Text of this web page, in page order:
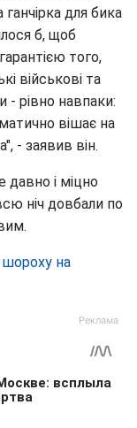
для бика
б, щоб
того,
військові та
- рівно навпаки:
вішає на
- заявив він.
давно і міцно
ніч довбали по
шороху на